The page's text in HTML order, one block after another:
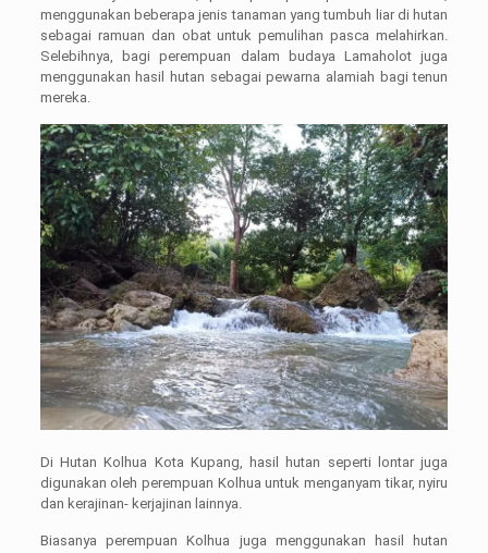
menggunakan beberapa jenis tanaman yang tumbuh liar di hutan
sebagai ramuan dan obat untuk pemulihan pasca melahirkan.
Selebihnya, bagi perempuan dalam budaya Lamaholot juga
menggunakan hasil hutan sebagai pewarna alamiah bagi tenun
mereka.
Di Hutan Kolhua Kota Kupang, hasil hutan seperti lontar juga
digunakan oleh perempuan Kolhua untuk menganyam tikar, nyiru
dan kerajinan- kerjajinan lainnya.
Biasanya perempuan Kolhua juga menggunakan hasil hutan